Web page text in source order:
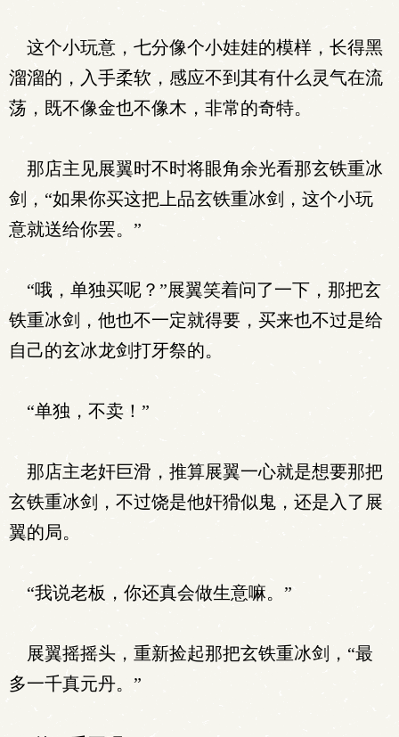
这个小玩意，七分像个小娃娃的模样，长得黑
溜溜的，入手柔软，感应不到其有什么灵气在流
荡，既不像金也不像木，非常的奇特。
那店主见展翼时不时将眼角余光看那玄铁重冰
剑，“如果你买这把上品玄铁重冰剑，这个小玩
意就送给你罢。”
“哦，单独买呢？”展翼笑着问了一下，那把玄
铁重冰剑，他也不一定就得要，买来也不过是给
自己的玄冰龙剑打牙祭的。
“单独，不卖！”
那店主老奸巨滑，推算展翼一心就是想要那把
玄铁重冰剑，不过饶是他奸猾似鬼，还是入了展
翼的局。
“我说老板，你还真会做生意嘛。”
展翼摇摇头，重新捡起那把玄铁重冰剑，“最
多一千真元丹。”